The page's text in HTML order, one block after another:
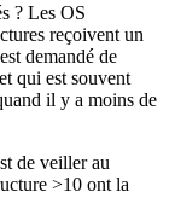
? Les OS
reçoivent un
demandé de
qui est souvent
il y a moins de
de veiller au
>10 ont la